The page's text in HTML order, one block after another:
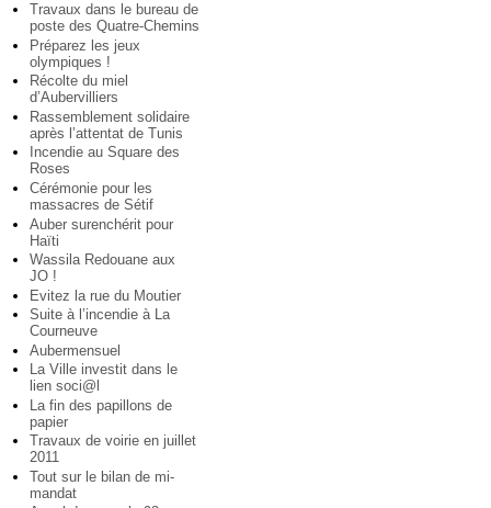
Travaux dans le bureau de
poste des Quatre-Chemins
Préparez les jeux
olympiques !
Récolte du miel
d’Aubervilliers
Rassemblement solidaire
après l’attentat de Tunis
Incendie au Square des
Roses
Cérémonie pour les
massacres de Sétif
Auber surenchérit pour
Haïti
Wassila Redouane aux
JO !
Evitez la rue du Moutier
Suite à l’incendie à La
Courneuve
Aubermensuel
La Ville investit dans le
lien soci@l
La fin des papillons de
papier
Travaux de voirie en juillet
2011
Tout sur le bilan de mi-
mandat